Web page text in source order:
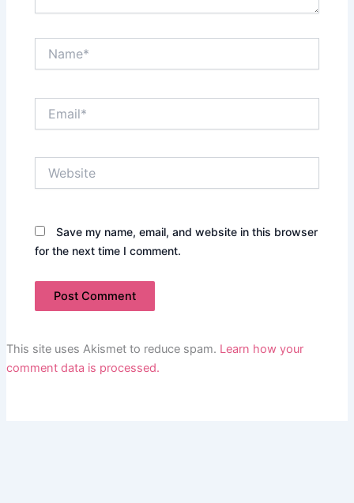
Save my name, email, and website in this browser
for the next time I comment.
This site uses Akismet to reduce spam. Learn how your
comment data is processed.